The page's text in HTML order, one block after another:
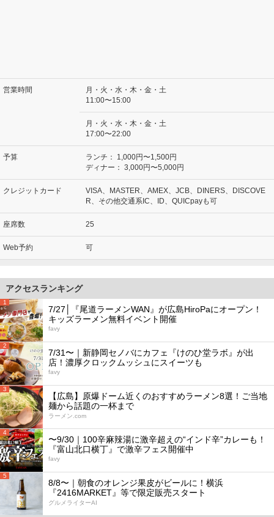
営業時間
月・火・水・木・金・土
11:00〜15:00
月・火・水・木・金・土
17:00〜22:00
予算 ランチ：
1,000円〜1,500円
ディナー： 3,000円〜5,000円
クレジットカード
VISA、MASTER、AMEX、JCB、DINERS、DISCOVE
R、その他交通系IC、ID、QUICpayも可
座席数 25
Web予約 可
アクセスランキング
1
7/27│『尾道ラーメンWAN』が広島HiroPaにオープン！
キッズラーメン無料イベント開催
favy
2
7/31〜｜新静岡セノバにカフェ『けのひ堂ラボ』が出
店！濃厚クロックムッシュにスイーツも
favy
3
【広島】原爆ドーム近くのおすすめラーメン8選！ご当地
麺から話題の一杯まで
ラーメン.com
4
〜9/30｜100辛麻辣湯に激辛超えの“インド辛”カレーも！
『富山北口横丁』で激辛フェス開催中
favy
5
8/8〜｜朝食のオレンジ果皮がビールに！横浜
『2416MARKET』等で限定販売スタート
グルメライターAI